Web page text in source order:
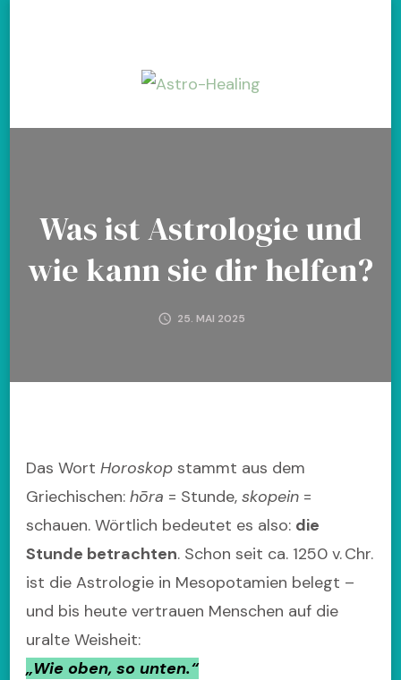
Healing
Beratung
Was ist Astrologie und
wie kann sie dir helfen?
25. MAI 2025
Das Wort Horoskop stammt aus dem
Griechischen: hōra = Stunde, skopein =
schauen. Wörtlich bedeutet es also: die
Stunde betrachten. Schon seit ca. 1250 v. Chr.
ist die Astrologie in Mesopotamien belegt –
und bis heute vertrauen Menschen auf die
uralte Weisheit:
„Wie oben, so unten.“